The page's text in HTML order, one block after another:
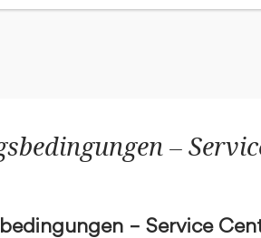
–
– Service